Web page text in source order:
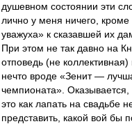
душевном состоянии эти
лично у меня ничего, кроме
уважуха» к сказавшей их
При этом не так давно на
отповедь (не
нечто вроде «Зенит —
чемпионата». Оказывается,
это как лапать на свадьбе
представить, какой вой бы